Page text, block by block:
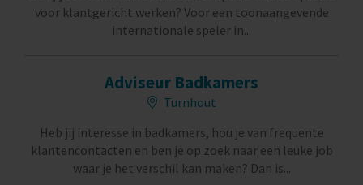
voor klantgericht werken? Voor een toonaangevende
internationale speler in...
Adviseur Badkamers
Turnhout
Heb jij interesse in badkamers, hou je van frequente
klantencontacten en ben je op zoek naar een leuke job
waar je het verschil kan maken? Dan is...